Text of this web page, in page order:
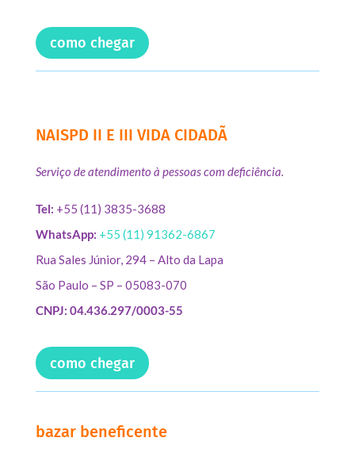
como chegar
NAISPD II E III VIDA CIDADÃ
Serviço de atendimento à pessoas com deficiência.
Tel: +55 (11) 3835-3688
WhatsApp: +55 (11) 91362-6867
Rua Sales Júnior, 294 – Alto da Lapa
São Paulo – SP – 05083-070
CNPJ: 04.436.297/0003-55
como chegar
bazar beneficente